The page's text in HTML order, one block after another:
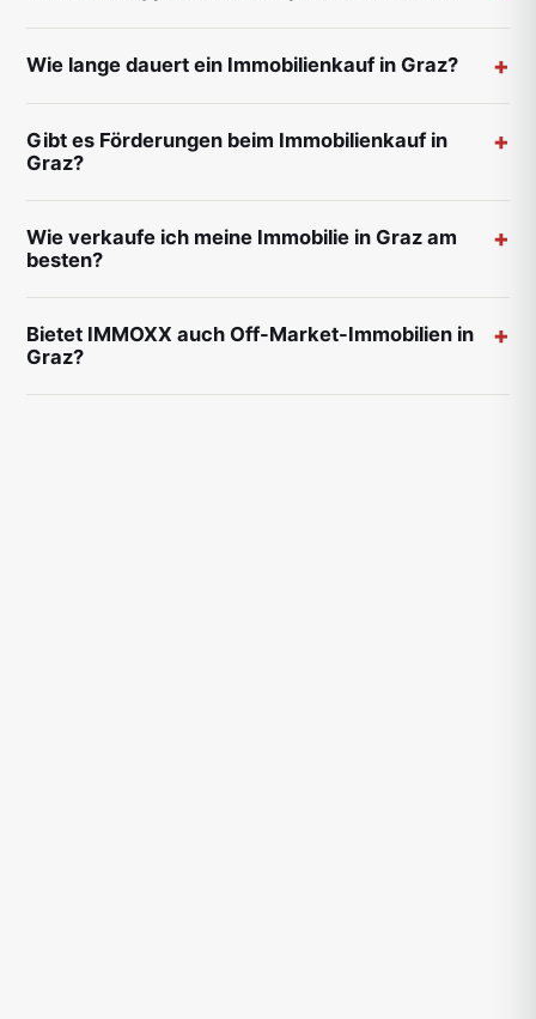
Wie lange dauert ein Immobilienkauf in Graz?
Gibt es Förderungen beim Immobilienkauf in
Graz?
Wie verkaufe ich meine Immobilie in Graz am
besten?
Bietet IMMOXX auch Off-Market-Immobilien in
Graz?